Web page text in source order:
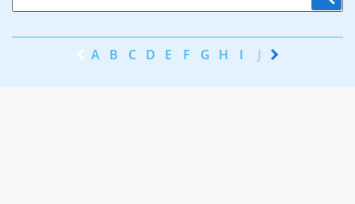
A B C D E F G H I J K